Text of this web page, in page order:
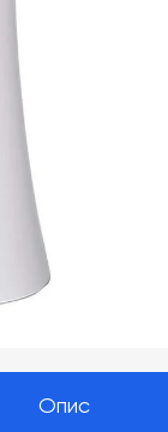
Опис